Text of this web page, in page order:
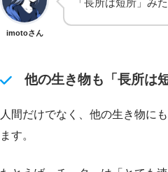
imotoさん
「長所は短所」み
他の生き物も「長所は
人間だけでなく、他の生き物に
ます。